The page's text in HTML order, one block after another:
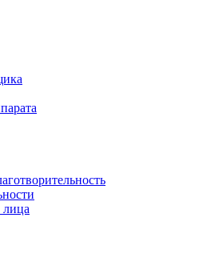
лица